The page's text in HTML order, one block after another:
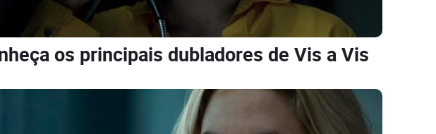
os principais dubladores de Vis a Vis